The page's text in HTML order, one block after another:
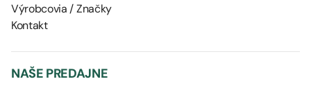
Výrobcovia / Značky
Kontakt
NAŠE PREDAJNE